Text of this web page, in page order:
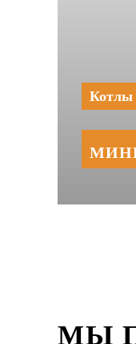
Котлы
МЫ